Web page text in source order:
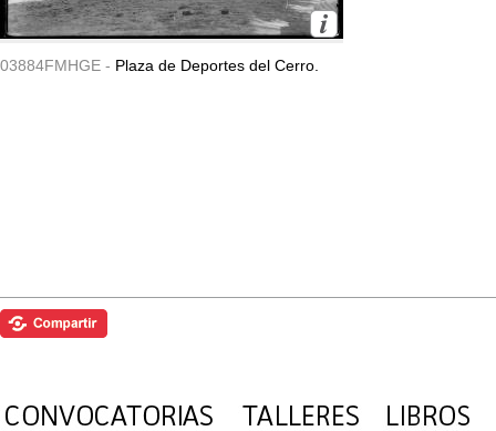
03884FMHGE - Plaza de Deportes del Cerro.